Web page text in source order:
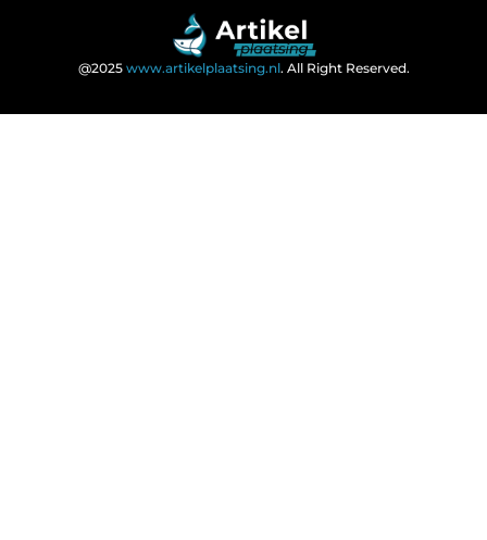
@2025 www.artikelplaatsing.nl. All Right Reserved.